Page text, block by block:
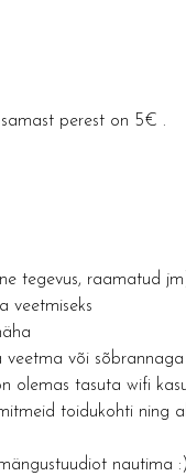
perest on 5€ .
tegevus, raamatud
veetmiseks
või
olemas tasuta wifi
toidukohti ning
nautima :)